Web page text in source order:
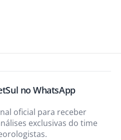
no WhatsApp
oficial para receber
exclusivas do time